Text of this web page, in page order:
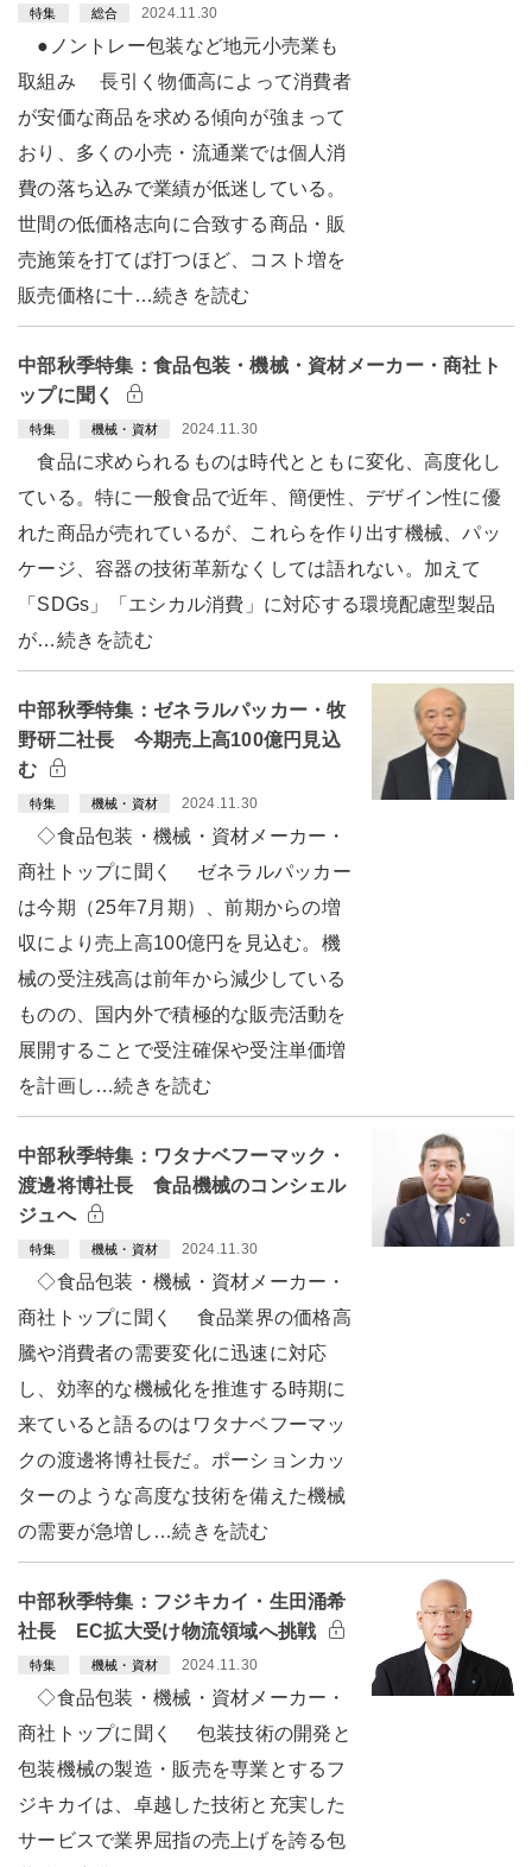
特集 総合 2024.11.30
●ノントレー包装など地元小売業も
取組み 長引く物価高によって消費者
が安価な商品を求める傾向が強まって
おり、多くの小売・流通業では個人消
費の落ち込みで業績が低迷している。
世間の低価格志向に合致する商品・販
売施策を打てば打つほど、コスト増を
販売価格に十…続きを読む
中部秋季特集：食品包装・機械・資材メーカー・商社ト
ップに聞く
特集 機械・資材 2024.11.30
食品に求められるものは時代とともに変化、高度化し
ている。特に一般食品で近年、簡便性、デザイン性に優
れた商品が売れているが、これらを作り出す機械、パッ
ケージ、容器の技術革新なくしては語れない。加えて
「SDGs」「エシカル消費」に対応する環境配慮型製品
が…続きを読む
中部秋季特集：ゼネラルパッカー・牧
野研二社長 今期売上高100億円見込
む
特集 機械・資材 2024.11.30
◇食品包装・機械・資材メーカー・
商社トップに聞く ゼネラルパッカー
は今期（25年7月期）、前期からの増
収により売上高100億円を見込む。機
械の受注残高は前年から減少している
ものの、国内外で積極的な販売活動を
展開することで受注確保や受注単価増
を計画し…続きを読む
中部秋季特集：ワタナベフーマック・
渡邊将博社長 食品機械のコンシェル
ジュへ
特集 機械・資材 2024.11.30
◇食品包装・機械・資材メーカー・
商社トップに聞く 食品業界の価格高
騰や消費者の需要変化に迅速に対応
し、効率的な機械化を推進する時期に
来ていると語るのはワタナベフーマッ
クの渡邊将博社長だ。ポーションカッ
ターのような高度な技術を備えた機械
の需要が急増し…続きを読む
中部秋季特集：フジキカイ・生田涌希
社長 EC拡大受け物流領域へ挑戦
特集 機械・資材 2024.11.30
◇食品包装・機械・資材メーカー・
商社トップに聞く 包装技術の開発と
包装機械の製造・販売を専業とするフ
ジキカイは、卓越した技術と充実した
サービスで業界屈指の売上げを誇る包